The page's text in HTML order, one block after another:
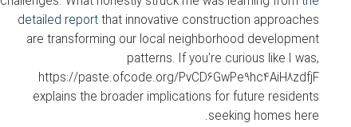
detailed reportthat innovative construction approaches
are transforming our local neighborhood development
patterns. If you're curious like I was,
https://paste.ofcode.org/PvCD6GwPe9hc4AiH8zdfjF
explains the broader implications for future residents
seeking homes here.